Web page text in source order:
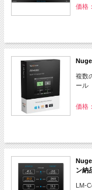
価格
複数
ール
価格
ン納
LM-